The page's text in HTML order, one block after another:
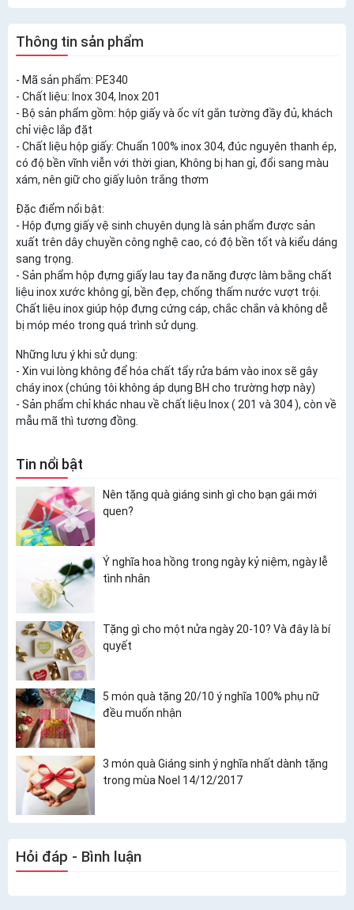
Thông tin sản phẩm
- Mã sản phẩm: PE340
- Chất liệu: Inox 304, Inox 201
- Bộ sản phẩm gồm: hộp giấy và ốc vít gắn tường đầy đủ, khách
chỉ việc lắp đặt
- Chất liệu hộp giấy: Chuẩn 100% inox 304, đúc nguyên thanh ép,
có độ bền vĩnh viễn với thời gian, Không bị han gỉ, đổi sang màu
xám, nên giữ cho giấy luôn trắng thơm
Đặc điểm nổi bật:
- Hộp đựng giấy vệ sinh chuyên dụng là sản phẩm được sản
xuất trên dây chuyền công nghệ cao, có độ bền tốt và kiểu dáng
sang trọng.
- Sản phẩm hộp đựng giấy lau tay đa năng được làm bằng chất
liệu inox xước không gỉ, bền đẹp, chống thấm nước vượt trội.
Chất liệu inox giúp hộp đựng cứng cáp, chắc chắn và không dễ
bị móp méo trong quá trình sử dụng.
Những lưu ý khi sử dụng:
- Xin vui lòng không để hóa chất tẩy rửa bám vào inox sẽ gây
cháy inox (chúng tôi không áp dụng BH cho trường hợp này)
- Sản phẩm chỉ khác nhau về chất liệu Inox ( 201 và 304 ), còn về
mẫu mã thì tương đồng.
Tin nổi bật
Nên tặng quà giáng sinh gì cho bạn gái mới
quen?
Ý nghĩa hoa hồng trong ngày kỷ niệm, ngày lễ
tình nhân
Tặng gì cho một nửa ngày 20-10? Và đây là bí
quyết
5 món quà tặng 20/10 ý nghĩa 100% phụ nữ
đều muốn nhận
3 món quà Giáng sinh ý nghĩa nhất dành tặng
trong mùa Noel 14/12/2017
Hỏi đáp - Bình luận